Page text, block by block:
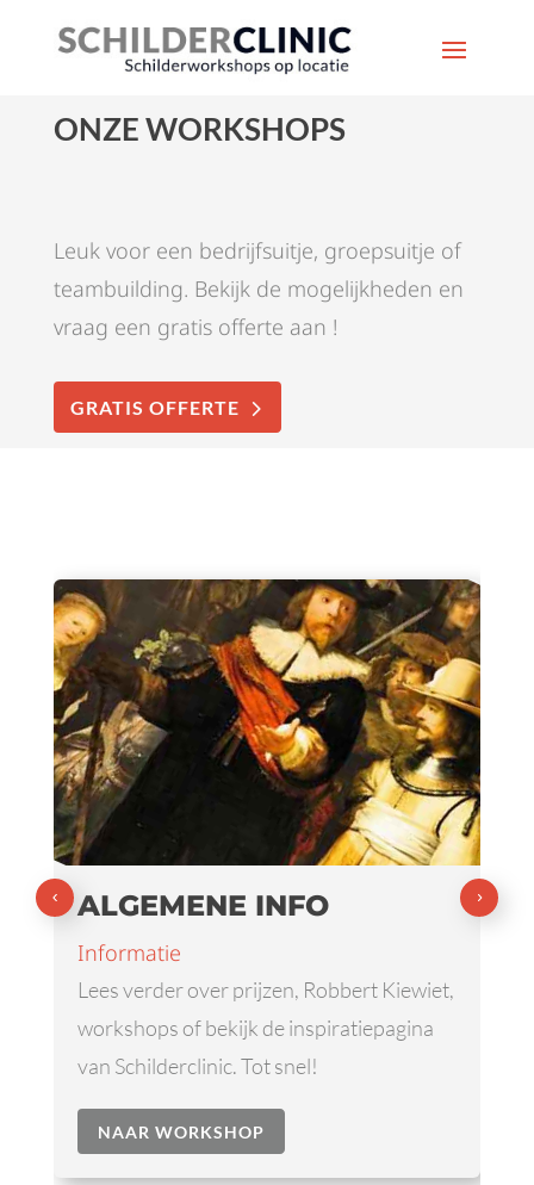
ONZE WORKSHOPS
Leuk voor een bedrijfsuitje, groepsuitje of
teambuilding. Bekijk de mogelijkheden en
vraag een gratis offerte aan !
GRATIS OFFERTE
ALGEMENE INFO
Informatie
Lees verder over prijzen, Robbert Kiewiet,
workshops of bekijk de inspiratiepagina
van Schilderclinic. Tot snel!
NAAR WORKSHOP